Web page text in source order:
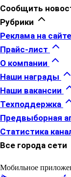
Сообщить
Рубрики
Реклама на сайте
Прайс-лист
О компании
Наши награды
Наши вакансии
Техподдержка
Предвыборная
Статистика
Все города сети
Мобильное